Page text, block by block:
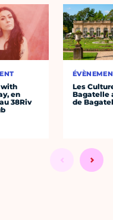
with
en
38Riv
Les
Bagatelle
de